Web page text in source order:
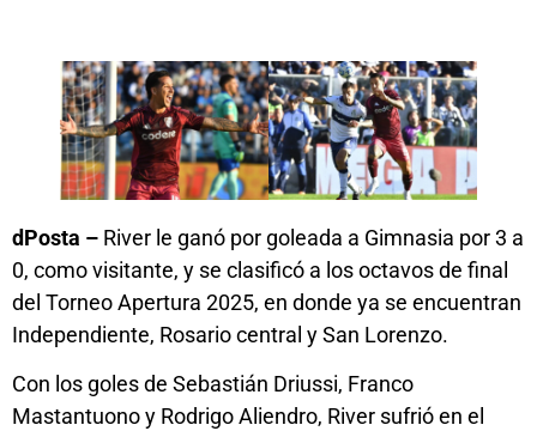
dPosta – River le ganó por goleada a Gimnasia por 3 a
0, como visitante, y se clasificó a los octavos de final
del Torneo Apertura 2025, en donde ya se encuentran
Independiente, Rosario central y San Lorenzo.
Con los goles de Sebastián Driussi, Franco
Mastantuono y Rodrigo Aliendro, River sufrió en el